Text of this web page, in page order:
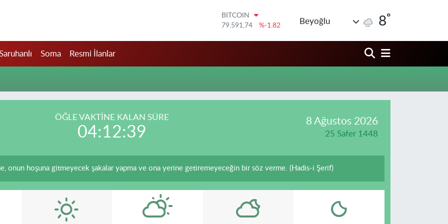
BITCOIN
79.591,74
%-1.82
53,38690
%0.19
Beyoğlu 8°
Soma Resmi İlanlar
ÖĞLE VAKTİNE KALAN SÜRE
04:12:39
8 Ağustos 2026
25 Safer 1448
onun hoşuna gitmeyecek şakalar yapma ve ona yerine getiremeyeceğin bir söz verme. (Hadis-i Şerif)